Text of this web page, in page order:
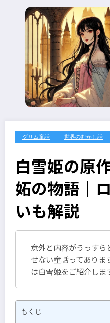
グリム童話 世界のむかし話
白雪姫の原
妬の物語｜
いも解説
意外と内容がうっすら
せない童話ってありま
は白雪姫をご紹介しま
もくじ